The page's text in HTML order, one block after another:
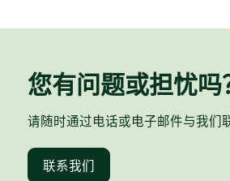
您有问题或担忧吗
请随时通过电话或电子邮件与我们
联系我们